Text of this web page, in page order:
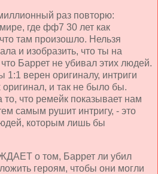
раз повторю:
где фф7 30 лет как
там произошло. Нельзя
и изобразить, что ты на
Баррет не убивал этих людей.
1:1 верен оригиналу, интриги
и так не было бы.
что ремейк показывает нам
самым рушит интригу, - это
которым лишь бы
о том, Баррет ли убил
героям, чтобы они могли